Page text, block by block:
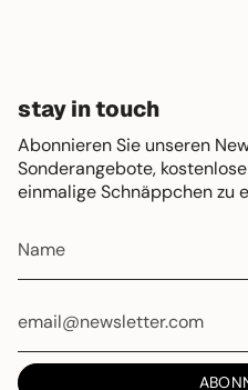
stay in touch
Abonnieren Sie unseren
Sonderangebote,
einmalige Schnäppchen zu